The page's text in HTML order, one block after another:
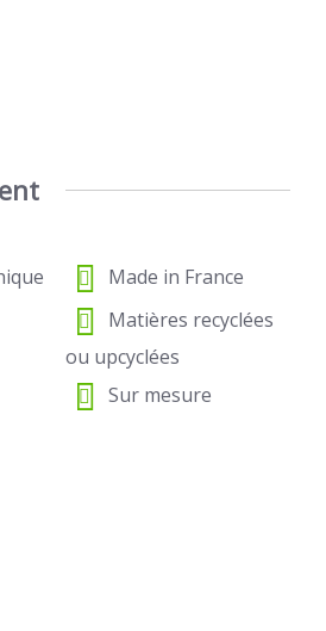
Made in France
Matières recyclées
ou upcyclées
Sur mesure